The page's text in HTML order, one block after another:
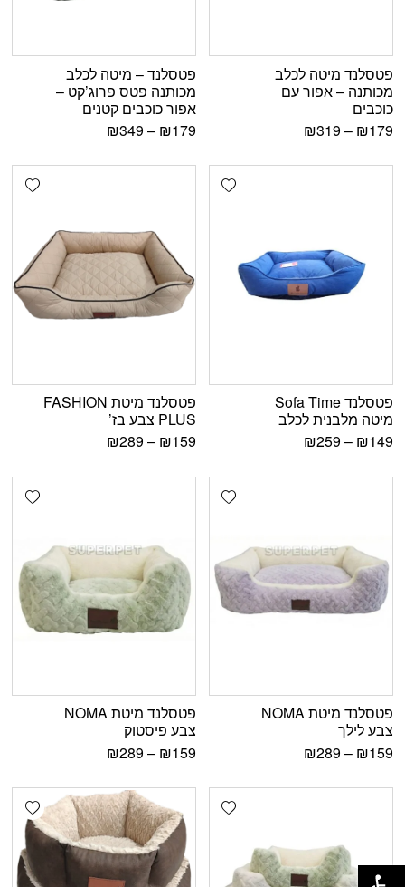
פטסלנד מיטה לכלב
מכותנה – אפור עם
כוכבים
₪179
–
₪319
פטסלנד – מיטה לכלב
מכותנה פטס פרוג’קט –
אפור כוכבים קטנים
₪179
–
₪349
Add wishlist
פטסלנד Sofa Time
מיטה מלבנית לכלב
₪149
–
₪259
פטסלנד מיטת FASHION
PLUS צבע בז’
₪159
–
₪289
Add wishlist
פטסלנד מיטת NOMA
צבע לילך
₪159
–
₪289
פטסלנד מיטת NOMA
צבע פיסטוק
₪159
–
₪289
Add wishlist
פתח סרגל נגישות